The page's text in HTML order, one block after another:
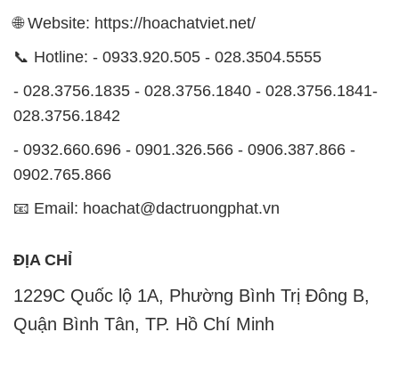
🌐 Website: https://hoachatviet.net/
📞 Hotline: - 0933.920.505 - 028.3504.5555
- 028.3756.1835 - 028.3756.1840 - 028.3756.1841-
028.3756.1842
- 0932.660.696 - 0901.326.566 - 0906.387.866 -
0902.765.866
📧 Email: hoachat@dactruongphat.vn
ĐỊA CHỈ
1229C Quốc lộ 1A, Phường Bình Trị Đông B,
Quận Bình Tân, TP. Hồ Chí Minh